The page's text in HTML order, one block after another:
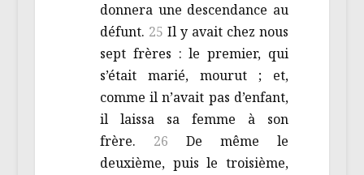
donnera une descendance au
défunt. 25 Il y avait chez nous
sept frères : le premier, qui
s’était marié, mourut ; et,
comme il n’avait pas d’enfant,
il laissa sa femme à son
frère. 26De même le
deuxième, puis le troisième,